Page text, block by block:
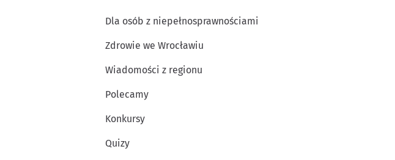
Dla osób z niepełnosprawnościami
Zdrowie we Wrocławiu
Wiadomości z regionu
Polecamy
Konkursy
Quizy